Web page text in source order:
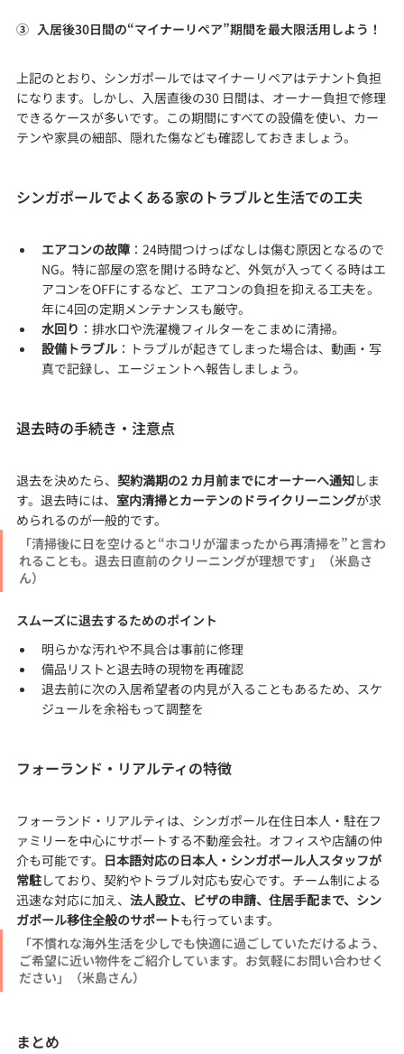
③   入居後30日間の“マイナーリペア”期間を最大限活用しよう！
上記のとおり、シンガポールではマイナーリペアはテナント負担
になります。しかし、入居直後の30 日間は、オーナー負担で修理
できるケースが多いです。この期間にすべての設備を使い、カー
テンや家具の細部、隠れた傷なども確認しておきましょう。
シンガポールでよくある家のトラブルと生活での工夫
エアコンの故障 ：24時間つけっぱなしは傷む原因となるので
NG。特に部屋の窓を開ける時など、外気が入ってくる時はエ
アコンをOFFにするなど、エアコンの負担を抑える工夫を。
年に4回の定期メンテナンスも厳守。
水回り ：排水口や洗濯機フィルターをこまめに清掃。
設備トラブル ：トラブルが起きてしまった場合は、動画・写
真で記録し、エージェントへ報告しましょう。
退去時の手続き・注意点
退去を決めたら、 契約満期の2 カ月前までにオーナーへ通知しま
す。退去時には、 室内清掃とカーテンのドライクリーニングが求
められるのが一般的です。
「清掃後に日を空けると“ホコリが溜まったから再清掃を”と言わ
れることも。退去日直前のクリーニングが理想です」（米島さ
ん）
スムーズに退去するためのポイント
明らかな汚れや不具合は事前に修理
備品リストと退去時の現物を再確認
退去前に次の入居希望者の内見が入ることもあるため、スケ
ジュールを余裕もって調整を
フォーランド・リアルティの特徴
フォーランド・リアルティは、シンガポール在住日本人・駐在フ
ァミリーを中心にサポートする不動産会社。オフィスや店舗の仲
介も可能です。 日本語対応の日本人・シンガポール人スタッフが
常駐しており、契約やトラブル対応も安心です。チーム制による
迅速な対応に加え、 法人設立、ビザの申請、住居手配まで、シン
ガポール移住全般のサポートも行っています。
「不慣れな海外生活を少しでも快適に過ごしていただけるよう、
ご希望に近い物件をご紹介しています。お気軽にお問い合わせく
ださい」（米島さん）
まとめ